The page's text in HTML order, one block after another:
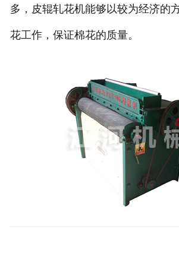
多，皮辊轧花机能够以较为经济的
花工作，保证棉花的质量。